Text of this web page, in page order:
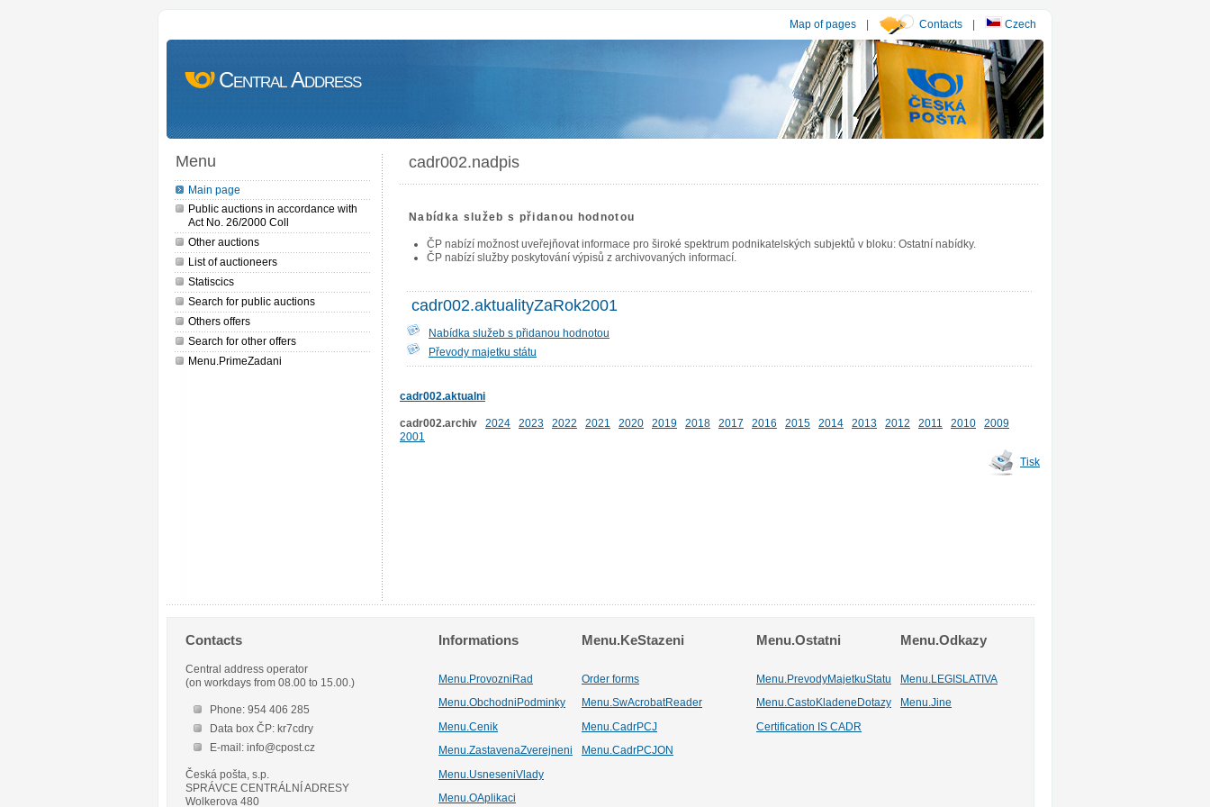
Map of pages | Contacts | Czech
Central Address
Menu
Main page
Public auctions in accordance with
Act No. 26/2000 Coll
Other auctions
List of auctioneers
Statiscics
Search for public auctions
Others offers
Search for other offers
Menu.PrimeZadani
cadr002.nadpis
Nabídka služeb s přidanou hodnotou
ČP nabízí možnost uveřejňovat informace pro široké spektrum podnikatelských subjektů v bloku: Ostatní nabídky.
ČP nabízí služby poskytování výpisů z archivovaných informací.
cadr002.aktualityZaRok2001
Nabídka služeb s přidanou hodnotou
Převody majetku státu
cadr002.aktualni
cadr002.archiv 2024 2023 2022 2021 2020 2019 2018 2017 2016 2015 2014 2013 2012 2011 2010
2009
2001
Tisk
Contacts
Central address operator
(on workdays from 08.00 to 15.00.)
Phone: 954 406 285
Data box ČP: kr7cdry
E-mail: info@cpost.cz
Česká pošta, s.p.
SPRÁVCE CENTRÁLNÍ ADRESY
Wolkerova 480
Informations Menu.KeStazeni Menu.Ostatni Menu.Odkazy
Menu.ProvozniRad Order forms Menu.PrevodyMajetkuStatu
Menu.LEGISLATIVA
Menu.ObchodniPodminky
Menu.SwAcrobatReader Menu.CastoKladeneDotazy Menu.Jine
Menu.Cenik Menu.CadrPCJ
Certification IS CADR
Menu.ZastavenaZverejneni
Menu.CadrPCJON
Menu.UsneseniVlady
Menu.OAplikaci